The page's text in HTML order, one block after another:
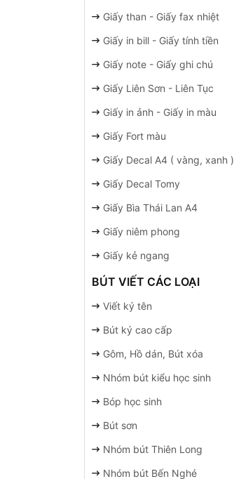
Giấy than - Giấy fax nhiệt
Giấy in bill - Giấy tính tiền
Giấy note - Giấy ghi chú
Giấy Liên Sơn - Liên Tục
Giấy in ảnh - Giấy in màu
Giấy Fort màu
Giấy Decal A4 ( vàng, xanh )
Giấy Decal Tomy
Giấy Bìa Thái Lan A4
Giấy niêm phong
Giấy kẻ ngang
BÚT VIẾT CÁC LOẠI
Viết ký tên
Bút ký cao cấp
Gôm, Hồ dán, Bút xóa
Nhóm bút kiểu học sinh
Bóp học sinh
Bút sơn
Nhóm bút Thiên Long
Nhóm bút Bến Nghé